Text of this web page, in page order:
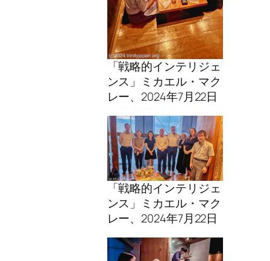
「戦略的インテリジェ
ンス」ミカエル・マク
レー、2024年7月22日
「戦略的インテリジェ
ンス」ミカエル・マク
レー、2024年7月22日